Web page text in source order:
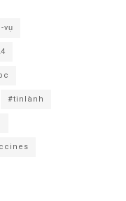
vụ
#tinlành